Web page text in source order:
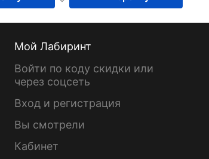
Мой Лабиринт
Войти по коду скидки или
через соцсеть
Вход и регистрация
Вы смотрели
Кабинет